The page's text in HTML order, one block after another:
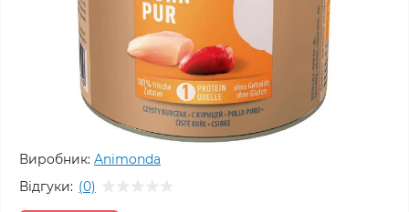
Виробник: Animonda
Відгуки: (0)